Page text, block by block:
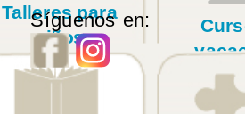
Síguenos en:
Talleres para
niños